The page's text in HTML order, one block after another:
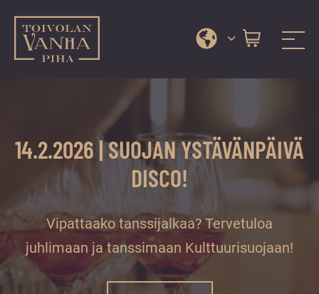
Toivolan vanha piha
palvelut
tapahtumat
tarjoavat
kiireettömiä
hyviä
14.2.2026 | SUOJAN YSTÄVÄNPÄIVÄ
DISCO!
Vipattaako tanssijalkaa? Tervetuloa
juhlimaan ja tanssimaan Kulttuurisuojaan!